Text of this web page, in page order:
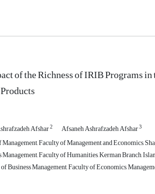
of the Richness of IRIB Programs
Afshar2 Afsaneh Ashrafzadeh Afshar3
Faculty of Management and Economics,
Faculty of Humanities, Kerman Branch,
Business Management, Faculty of Economics,